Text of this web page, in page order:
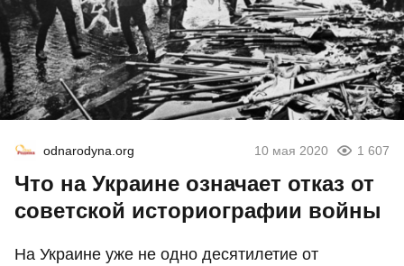
odnarodyna.org 10 мая 2020 1 607
Что на Украине означает отказ от
советской историографии войны
На Украине уже не одно десятилетие от